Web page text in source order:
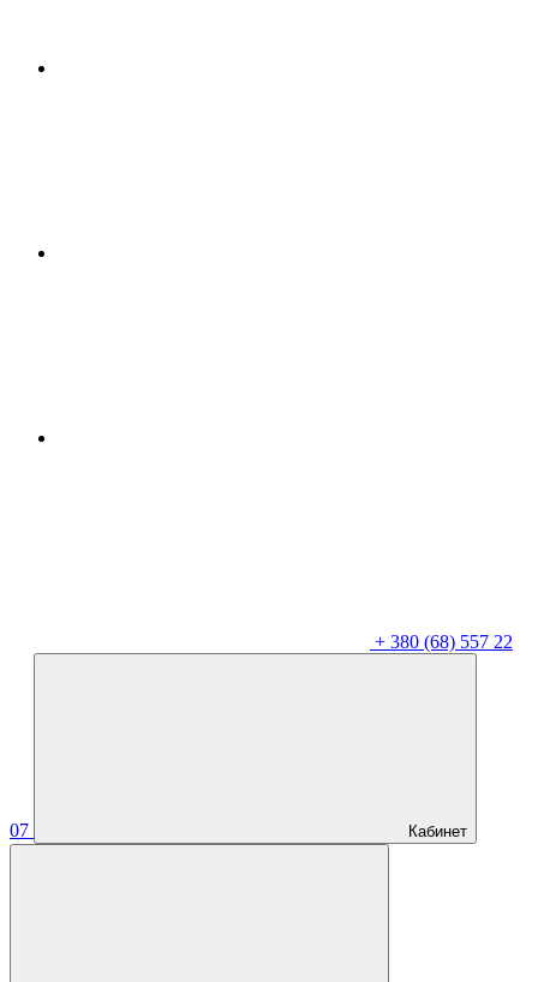
+ 380 (68) 557 22
07 Кабинет